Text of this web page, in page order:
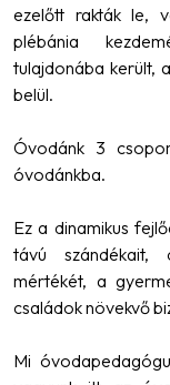
ezelőtt rakták le,
plébánia
tulajdonába került,
belül.
Óvodánk 3
óvodánkba.
Ez a dinamikus
távú szándékait,
mértékét, a
családok növekvő
Mi